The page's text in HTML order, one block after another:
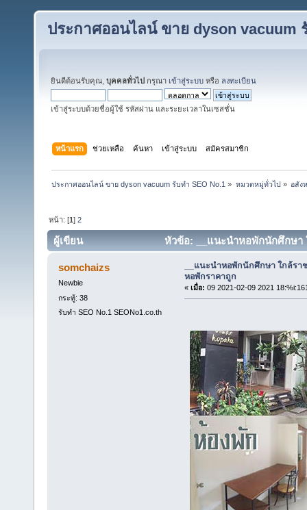
ประกาศออนไลน์ ขาย dyson vacuum
ยินดีต้อนรับคุณ, บุคคลทั่วไป กรุณา เข้าสู่ระบบ หรือ ลงทะเบียน
เข้าสู่ระบบด้วยชื่อผู้ใช้ รหัสผ่าน และระยะเวลาในเซสชั่น
หน้าแรก ช่วยเหลือ ค้นหา เข้าสู่ระบบ สมัครสมาชิก
ประกาศออนไลน์ ขาย dyson vacuum รับทำ SEO No.1 » หมวดหมู่ทั่วไป» อสัง
หน้า: [1]2
ผู้เขียน หัวข้อ: __แนะนำหอพักนักศึกษา
somchaizs
Newbie
กระทู้: 38
รับทำ SEO No.1 SEONo1.co.th
__แนะนำหอพักนักศึกษา ใกล้ร
หอพักราคาถูก
« เมื่อ: 09 2021-02-09 2021